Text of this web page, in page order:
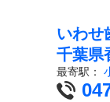
いわせ
千葉県
最寄駅：